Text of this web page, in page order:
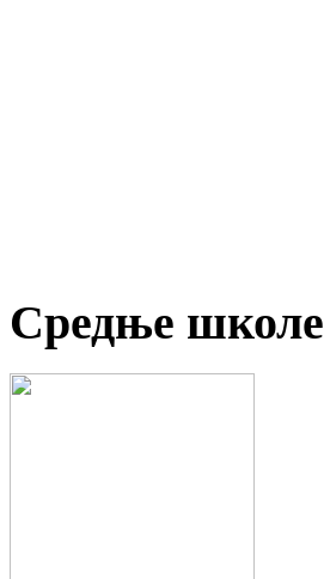
Средње школе